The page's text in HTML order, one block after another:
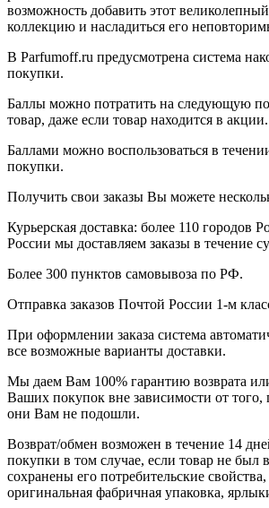
возможность добавить этот
коллекцию и насладиться его
В Parfumoff.ru предусмотрена система
покупки.
Баллы можно потратить на следующую
товар, даже если товар находится в
Баллами можно воспользоваться в
покупки.
Получить свои заказы Вы можете
Курьерская доставка: более 110 городов
России мы доставляем заказы в течение
Более 300 пунктов самовывоза по РФ.
Отправка заказов Почтой России 1-м
При оформлении заказа система
все возможные варианты доставки.
Мы даем Вам 100% гарантию возврата
Ваших покупок вне зависимости от
они Вам не подошли.
Возврат/обмен возможен в течение 14
покупки в том случае, если товар не был
сохранены его потребительские
оригинальная фабричная упаковка,